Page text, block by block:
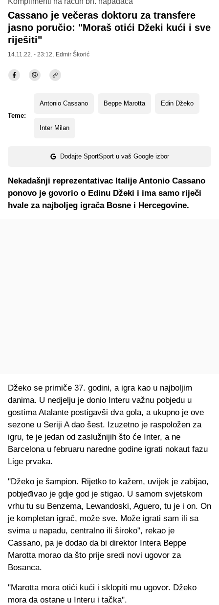
Cassano je večeras doktoru za transfere
jasno poručio: "Moraš otići Džeki kući i sve
riješiti"
14.11.22. - 23:12, Edmir Škorić
Teme:
Antonio Cassano Beppe Marotta Edin Džeko
Inter Milan
Dodajte SportSport u vaš Google izbor
Nekadašnji reprezentativac Italije Antonio Cassano
ponovo je govorio o Edinu Džeki i ima samo riječi
hvale za najboljeg igrača Bosne i Hercegovine.
Džeko se primiče 37. godini, a igra kao u najboljim
danima. U nedjelju je donio Interu važnu pobjedu u
gostima Atalante postigavši dva gola, a ukupno je ove
sezone u Seriji A dao šest. Izuzetno je raspoložen za
igru, te je jedan od zaslužnijih što će Inter, a ne
Barcelona u februaru naredne godine igrati nokaut fazu
Lige prvaka.
"Džeko je šampion. Rijetko to kažem, uvijek je zabijao,
pobjeđivao je gdje god je stigao. U samom svjetskom
vrhu tu su Benzema, Lewandoski, Aguero, tu je i on. On
je kompletan igrač, može sve. Može igrati sam ili sa
svima u napadu, centralno ili široko", rekao je
Cassano, pa je dodao da bi direktor Intera Beppe
Marotta morao da što prije sredi novi ugovor za
Bosanca.
"Marotta mora otići kući i sklopiti mu ugovor. Džeko
mora da ostane u Interu i tačka".